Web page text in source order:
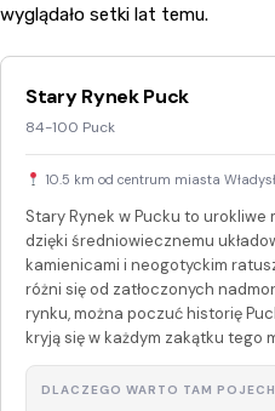
wyglądało setki lat temu.
Stary Rynek Puck
84-100 Puck
10.5 km od centrum miasta
Stary Rynek w Pucku to
dzięki średniowiecznemu
kamienicami i neogotyckim
różni się od zatłoczonych
rynku, można poczuć historię
kryją się w każdym zakątku tego
DLACZEGO WARTO TAM